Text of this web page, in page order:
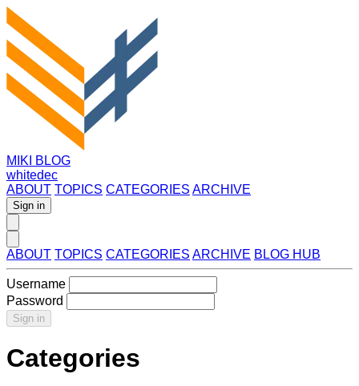
MIKI BLOG
whitedec
ABOUT TOPICS CATEGORIES ARCHIVE
Sign in
ABOUT TOPICS CATEGORIES ARCHIVE BLOG HUB
Username
Password
Sign in
Categories